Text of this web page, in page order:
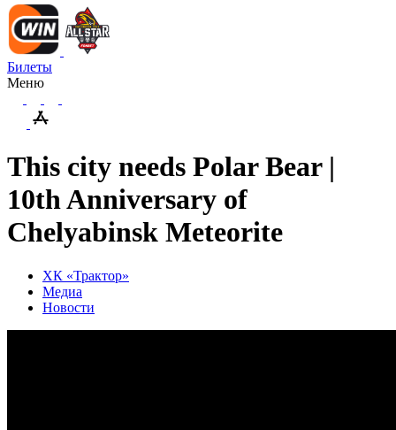
Билеты
Меню
This city needs Polar Bear |
10th Anniversary of
Chelyabinsk Meteorite
ХК «Трактор»
Медиа
Новости